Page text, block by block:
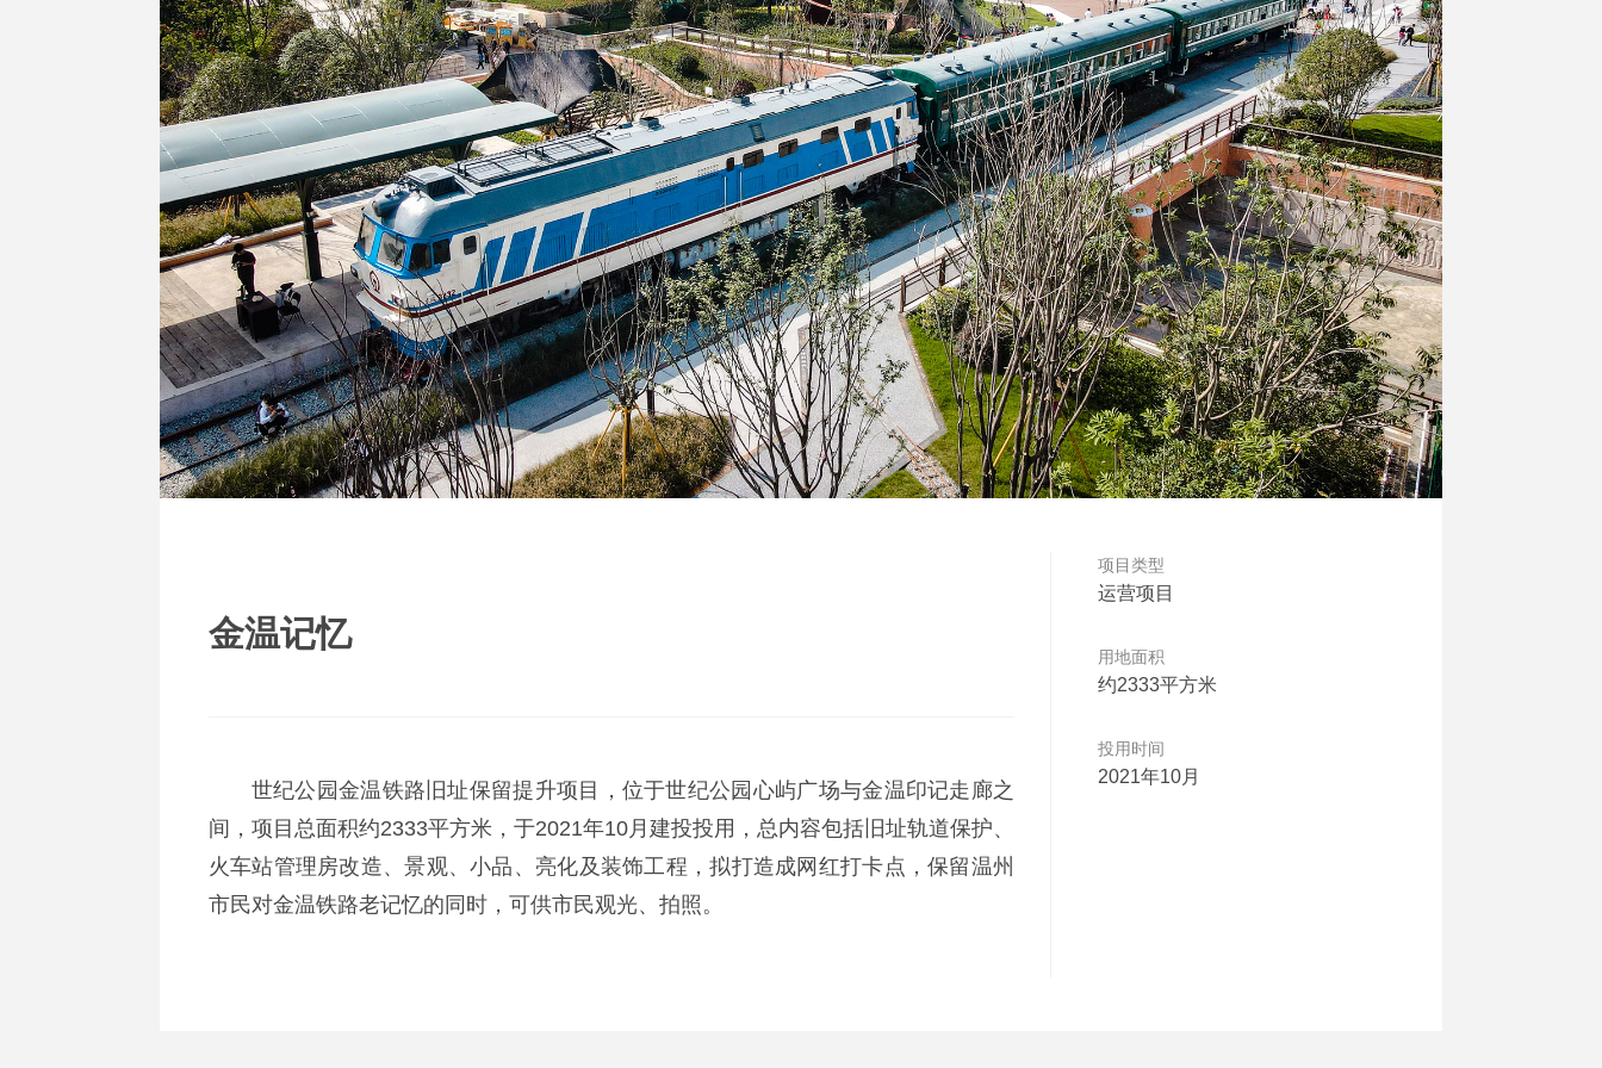
金温记忆
世纪公园金温铁路旧址保留提升项目，位于世纪公园心屿广场与金温印记走廊之
间，项目总面积约2333平方米，于2021年10月建投投用，总内容包括旧址轨道保护、
火车站管理房改造、景观、小品、亮化及装饰工程，拟打造成网红打卡点，保留温州
市民对金温铁路老记忆的同时，可供市民观光、拍照。
项目类型
运营项目
用地面积
约2333平方米
投用时间
2021年10月